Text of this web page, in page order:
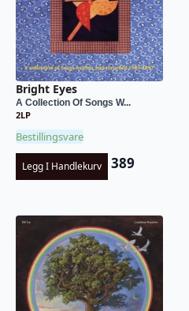
Bright Eyes
A Collection Of Songs W...
2LP
Bestillingsvare
Legg I Handlekurv 389